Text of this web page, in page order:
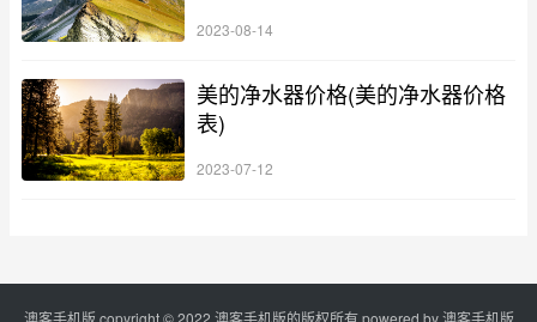
2023-08-14
美的净水器价格(美的净水器价格
表)
2023-07-12
澳客手机版 copyright © 2022 澳客手机版的版权所有 powered by澳客手机版